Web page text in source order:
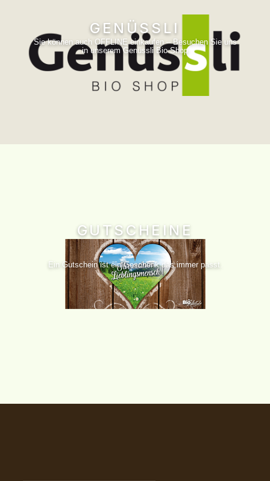
GENÜSSLI
Sie können auch OFFLINE einkaufen – Besuchen Sie uns
in unserem Genüssli Bio Shop
GUTSCHEINE
Ein Gutschein ist ein Geschenk das immer passt.